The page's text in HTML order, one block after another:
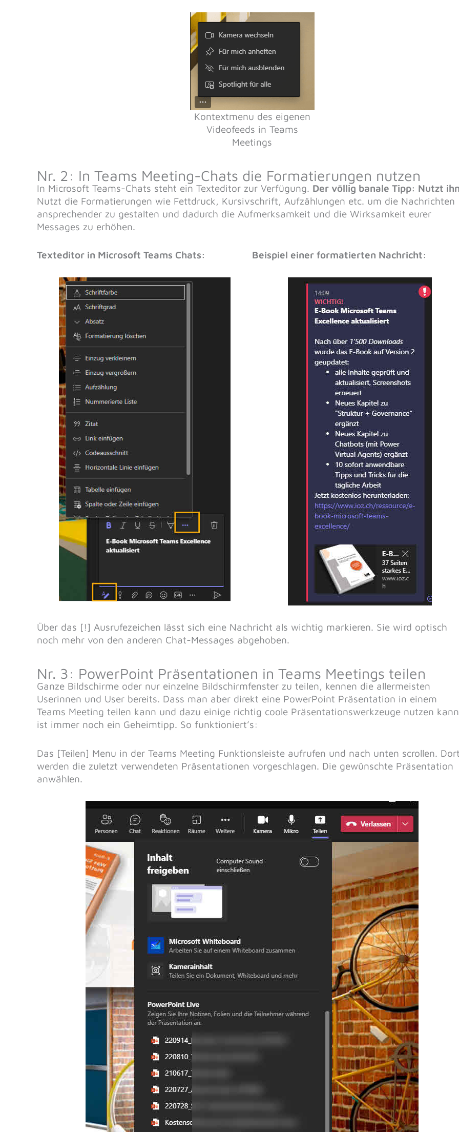
Kontextmenu des eigenen
Videofeeds in Teams
Meetings
Nr. 2: In Teams Meeting-Chats die Formatierungen nutzen
In Microsoft Teams-Chats steht ein Texteditor zur Verfügung. Der völlig banale Tipp: Nutzt
Nutzt die Formatierungen wie Fettdruck, Kursivschrift, Aufzählungen etc. um die Nachrichten
ansprechender zu gestalten und dadurch die Aufmerksamkeit und die Wirksamkeit eurer
Messages zu erhöhen.
Texteditor in Microsoft Teams Chats: Beispiel einer formatierten Nachricht:
Über das [!] Ausrufezeichen lässt sich eine Nachricht als wichtig markieren. Sie wird optisch
noch mehr von den anderen Chat-Messages abgehoben.
Nr. 3: PowerPoint Präsentationen in Teams Meetings teilen
Ganze Bildschirme oder nur einzelne Bildschirmfenster zu teilen, kennen die allermeisten
Userinnen und User bereits. Dass man aber direkt eine PowerPoint Präsentation in einem
Teams Meeting teilen kann und dazu einige richtig coole Präsentationswerkzeuge nutzen
ist immer noch ein Geheimtipp. So funktioniert’s:
Das [Teilen] Menu in der Teams Meeting Funktionsleiste aufrufen und nach unten scrollen.
werden die zuletzt verwendeten Präsentationen vorgeschlagen. Die gewünschte Präsentation
anwählen.